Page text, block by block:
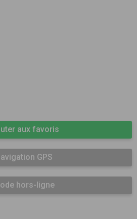
aux favoris
GPS
hors-ligne